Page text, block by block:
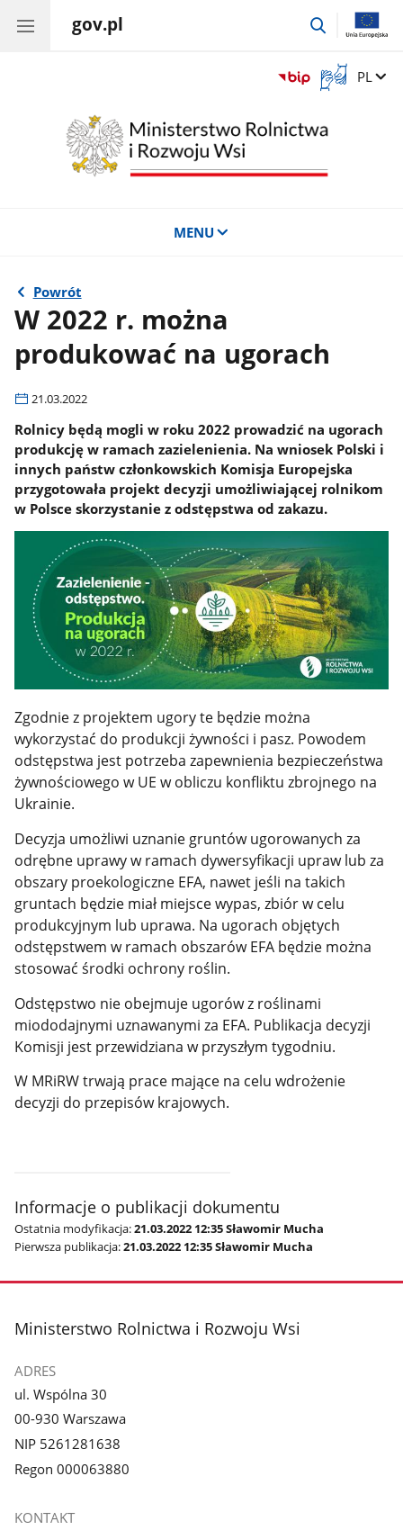
gov.pl
przejdź
Otwórz
okno
tłumaczem
migowego
Zmień
PL
MENU
Powrót
W 2022 r. można
produkować na ugorach
21.03.2022
Rolnicy będą mogli w roku 2022 prowadzić na ugorach
produkcję w ramach zazielenienia. Na wniosek Polski i
innych państw członkowskich Komisja Europejska
przygotowała projekt decyzji umożliwiającej rolnikom
w Polsce skorzystanie z odstępstwa od zakazu.
Zgodnie z projektem ugory te będzie można
wykorzystać do produkcji żywności i pasz. Powodem
odstępstwa jest potrzeba zapewnienia bezpieczeństwa
żywnościowego w UE w obliczu konfliktu zbrojnego na
Ukrainie.
Decyzja umożliwi uznanie gruntów ugorowanych za
odrębne uprawy w ramach dywersyfikacji upraw lub za
obszary proekologiczne EFA, nawet jeśli na takich
gruntach będzie miał miejsce wypas, zbiór w celu
produkcyjnym lub uprawa. Na ugorach objętych
odstępstwem w ramach obszarów EFA będzie można
stosować środki ochrony roślin.
Odstępstwo nie obejmuje ugorów z roślinami
miododajnymi uznawanymi za EFA. Publikacja decyzji
Komisji jest przewidziana w przyszłym tygodniu.
W MRiRW trwają prace mające na celu wdrożenie
decyzji do przepisów krajowych.
Informacje o publikacji dokumentu
Ostatnia modyfikacja:21.03.2022 12:35 Sławomir Mucha
Pierwsza publikacja:21.03.2022 12:35 Sławomir Mucha
stopka
Ministerstwo Rolnictwa i Rozwoju Wsi
ADRES
ul. Wspólna 30
00-930 Warszawa
NIP 5261281638
Regon 000063880
KONTAKT